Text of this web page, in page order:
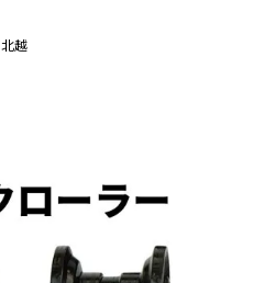
北越